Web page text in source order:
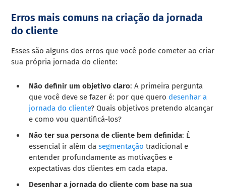
Erros mais comuns na criação da jornada
do cliente
Esses são alguns dos erros que você pode cometer ao criar
sua própria jornada do cliente:
Não definir um objetivo claro: A primeira pergunta
que você deve se fazer é: por que quero desenhar a
jornada do cliente? Quais objetivos pretendo alcançar
e como vou quantificá-los?
Não ter sua persona de cliente bem definida: É
essencial ir além dasegmentaçãotradicional e
entender profundamente as motivações e
expectativas dos clientes em cada etapa.
Desenhar a jornada do cliente com base na sua